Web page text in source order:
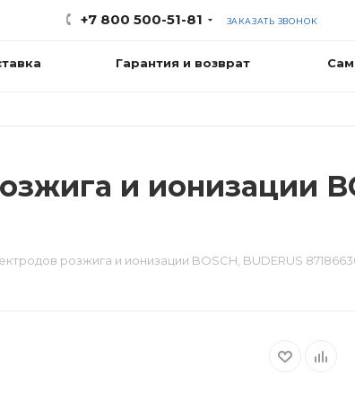
+7 800 500-51-81 ЗАКАЗАТЬ ЗВОНОК
Гарантия и возврат
и ионизации
розжига и ионизации BOSCH, BUDERUS